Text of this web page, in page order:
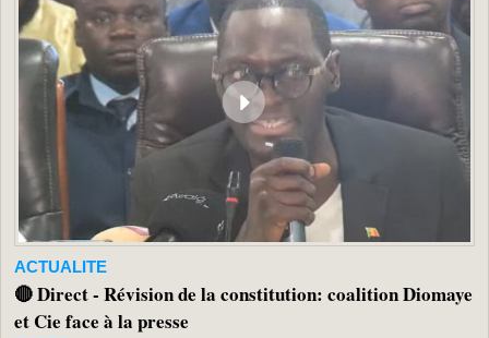
ACTUALITE
🔴 Direct - Révision de la constitution: coalition Diomaye
et Cie face à la presse